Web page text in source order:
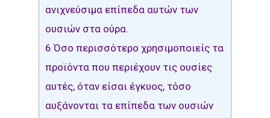
ανιχνεύσιμα επίπεδα αυτών των
ουσιών στα ούρα.
6 Όσο περισσότερο χρησιμοποιείς τα
προϊόντα που περιέχουν τις ουσίες
αυτές, όταν είσαι έγκυος, τόσο
αυξάνονται τα επίπεδα των ουσιών